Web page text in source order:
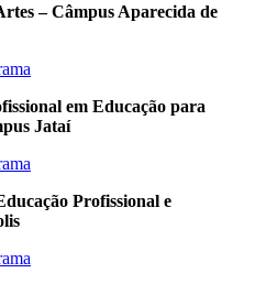
– Câmpus Aparecida de
em Educação para
Jataí
Profissional e